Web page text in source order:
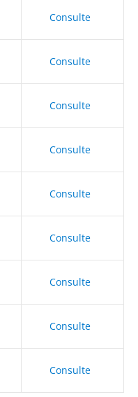
Consulte
Consulte
Consulte
Consulte
Consulte
Consulte
Consulte
Consulte
Consulte